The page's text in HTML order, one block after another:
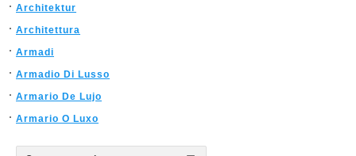
Architektur
Architettura
Armadi
Armadio Di Lusso
Armario De Lujo
Armario O Luxo